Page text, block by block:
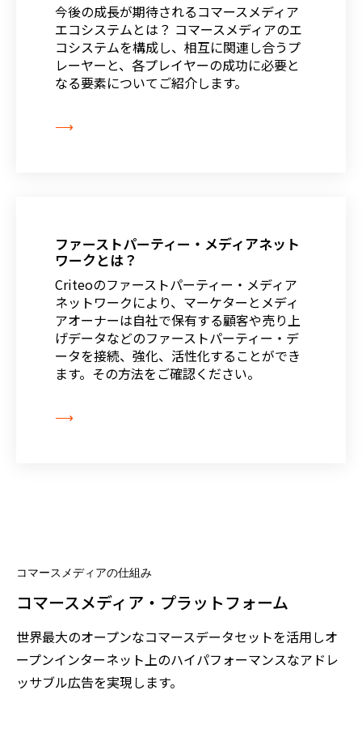
今後の成長が期待されるコマースメディア
エコシステムとは？ コマースメディアのエ
コシステムを構成し、相互に関連し合うプ
レーヤーと、各プレイヤーの成功に必要と
なる要素についてご紹介します。
⟶
ファーストパーティー・メディアネット
ワークとは？
Criteoのファーストパーティー・メディア
ネットワークにより、マーケターとメディ
アオーナーは自社で保有する顧客や売り上
げデータなどのファーストパーティー・デ
ータを接続、強化、活性化することができ
ます。その方法をご確認ください。
⟶
コマースメディアの仕組み
コマースメディア・プラットフォーム
世界最大のオープンなコマースデータセットを活用しオ
ープンインターネット上のハイパフォーマンスなアドレ
ッサブル広告を実現します。